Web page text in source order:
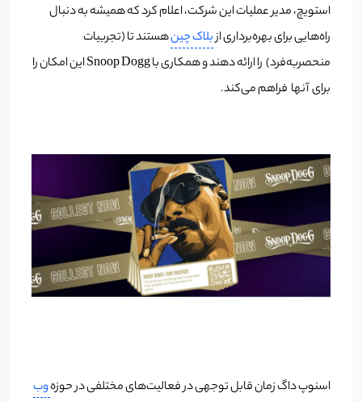
استویچ، مدیر عملیات این شرکت، اعلام کرد که همیشه به دنبال
راه‌هایی برای بهره‌برداری ازبلاک چینهستند تا (تجربیات
منحصربه‌فرد) را ارائه دهند و همکاری با Snoop Dogg این امکان را
برای آنها فراهم می‌کند.
اسنوپ داگ زمان قابل توجهی در فعالیت‌های مختلفی در حوزهوب